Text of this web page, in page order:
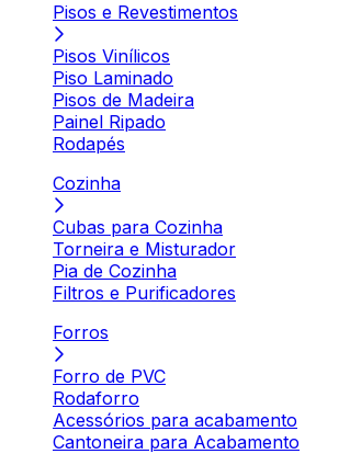
Pisos e Revestimentos
Pisos Vinílicos
Piso Laminado
Pisos de Madeira
Painel Ripado
Rodapés
Cozinha
Cubas para Cozinha
Torneira e Misturador
Pia de Cozinha
Filtros e Purificadores
Forros
Forro de PVC
Rodaforro
Acessórios para acabamento
Cantoneira para Acabamento